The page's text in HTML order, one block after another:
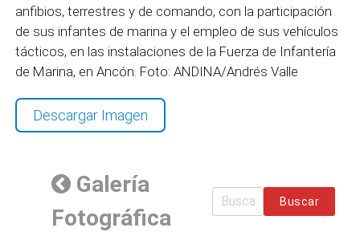
anfibios, terrestres y de comando, con la participación
de sus infantes de marina y el empleo de sus vehículos
tácticos, en las instalaciones de la Fuerza de Infantería
de Marina, en Ancón. Foto: ANDINA/Andrés Valle
Descargar Imagen
Galería
Fotográfica
Buscar